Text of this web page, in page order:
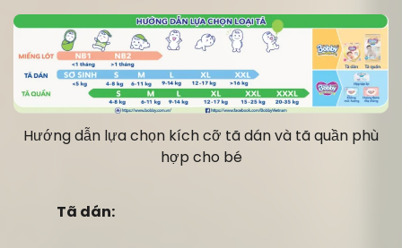
Hướng dẫn lựa chọn kích cỡ tã dán và tã quần phù
hợp cho bé
Tã dán: